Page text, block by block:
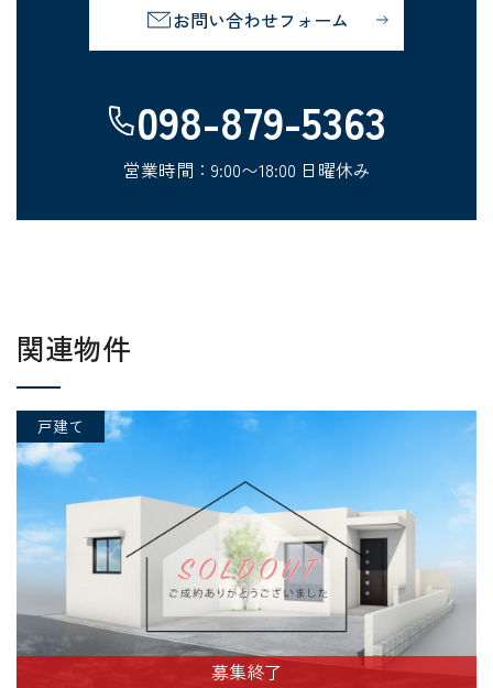
お問い合わせフォーム
098-879-5363
営業時間：9:00〜18:00 日曜休み
関連物件
戸建て
募集終了